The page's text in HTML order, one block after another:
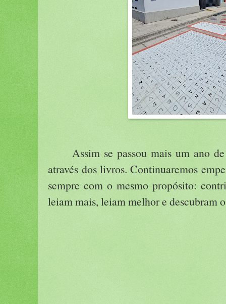
Assim se passou mais um ano
através dos livros. Continuaremos
sempre com o mesmo propósito:
leiam mais, leiam melhor e descubram